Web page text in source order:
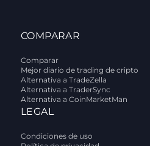
COMPARAR
Comparar
Mejor diario de trading de cripto
Alternativa a TradeZella
Alternativa a TraderSync
Alternativa a CoinMarketMan
LEGAL
Condiciones de uso